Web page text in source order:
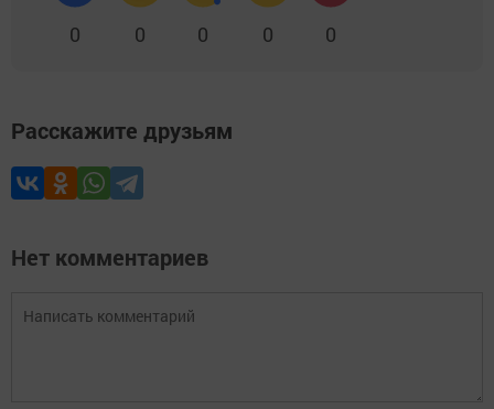
0 0 0 0 0
Расскажите друзьям
Нет комментариев